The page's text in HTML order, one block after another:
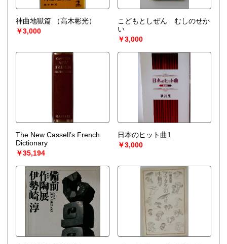
神曲地獄篇
（高木彬光）
￥3,000
こどもとしぜん むしのせか
い
￥3,000
The New Cassell’s French
Dictionary
￥35,194
日本のヒット曲1
￥3,000